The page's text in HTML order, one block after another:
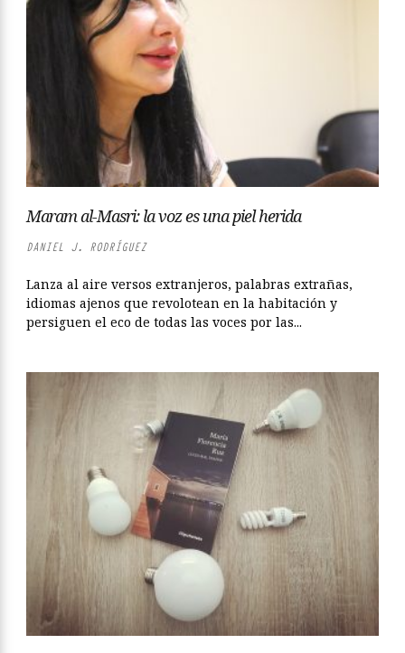
Maram al-Masri: la voz es una piel herida
DANIEL J. RODRÍGUEZ
Lanza al aire versos extranjeros, palabras extrañas,
idiomas ajenos que revolotean en la habitación y
persiguen el eco de todas las voces por las...